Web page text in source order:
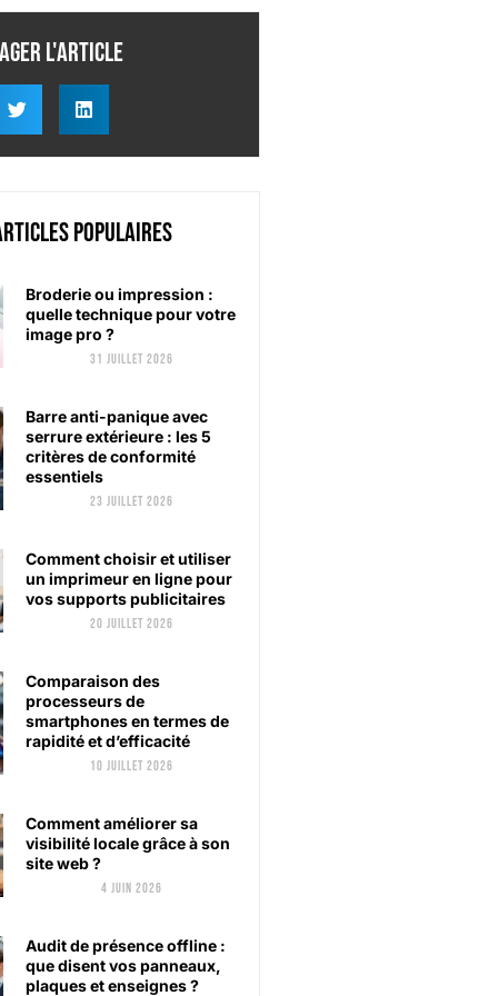
l'article
populaires
Broderie ou impression :
quelle technique pour votre
image pro ?
31 juillet 2026
Barre anti-panique avec
serrure extérieure : les 5
critères de conformité
essentiels
23 juillet 2026
Comment choisir et utiliser
un imprimeur en ligne pour
vos supports publicitaires
20 juillet 2026
Comparaison des
processeurs de
smartphones en termes de
rapidité et d’efficacité
10 juillet 2026
Comment améliorer sa
visibilité locale grâce à son
site web ?
4 juin 2026
Audit de présence offline :
que disent vos panneaux,
plaques et enseignes ?